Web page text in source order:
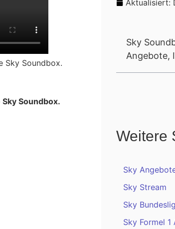
Sky Soundbox.
Soundbox.
Aktualisiert:
Sky
Angebote,
Weitere
Sky
Sky Stream
Sky
Sky Formel 1